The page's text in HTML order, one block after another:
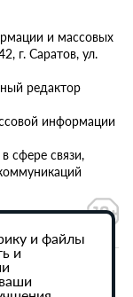
и массовых
г. Саратов, ул.
редактор
информации
сфере связи,
данных
и файлы
и